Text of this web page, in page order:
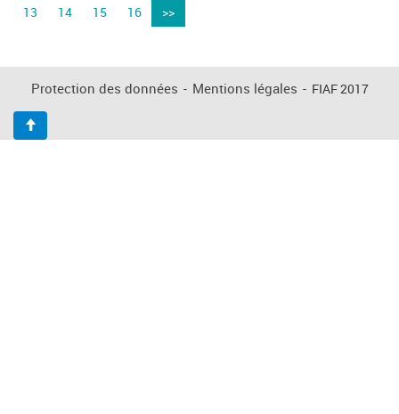
13
14 15 16 >>
Protection des données - Mentions légales - FIAF 2017